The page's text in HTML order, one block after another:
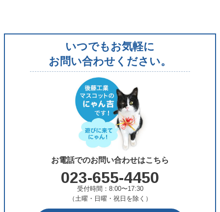
リ
いつでもお気軽に
お問い合わせください。
お電話でのお問い合わせはこちら
023-655-4450
受付時間：8:00〜17:30
（土曜・日曜・祝日を除く）